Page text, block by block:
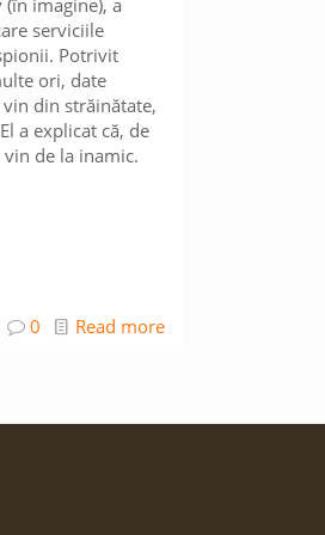
imagine), a
serviciile
Potrivit
ori, date
din străinătate,
a explicat că, de
de la inamic.
0 Read more